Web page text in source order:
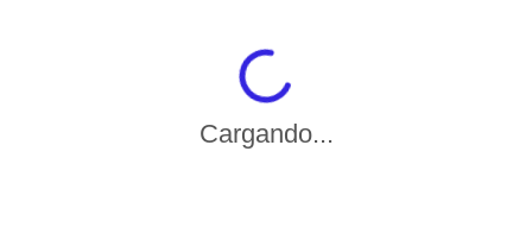
Cargando...